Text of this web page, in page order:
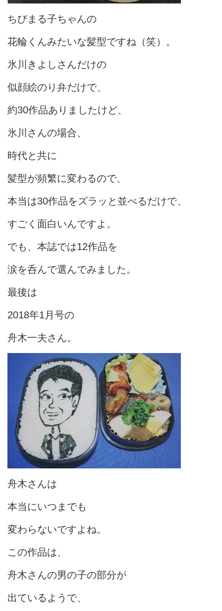
ちびまる子ちゃんの
花輪くんみたいな髪型ですね（笑）。
氷川きよしさんだけの
似顔絵のり弁だけで、
約30作品ありましたけど、
氷川さんの場合、
時代と共に
髪型が頻繁に変わるので、
本当は30作品をズラッと並べるだけで、
すごく面白いんですよ。
でも、本誌では12作品を
涙を呑んで選んでみました。
最後は
2018年1月号の
舟木一夫さん。
舟木さんは
本当にいつまでも
変わらないですよね。
この作品は、
舟木さんの男の子の部分が
出ているようで、